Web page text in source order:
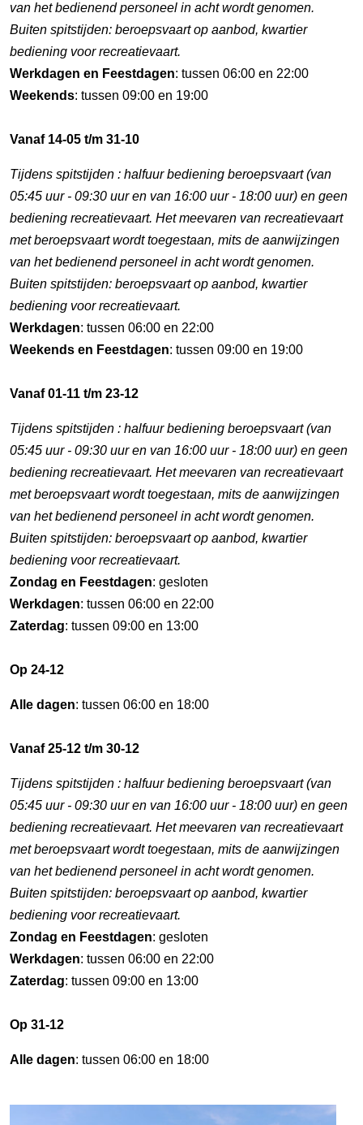
van het bedienend personeel in acht wordt genomen.
Buiten spitstijden: beroepsvaart op aanbod, kwartier
bediening voor recreatievaart.
Werkdagen en Feestdagen: tussen 06:00 en 22:00
Weekends: tussen 09:00 en 19:00
Vanaf 14-05 t/m 31-10
Tijdens spitstijden : halfuur bediening beroepsvaart (van
05:45 uur - 09:30 uur en van 16:00 uur - 18:00 uur) en geen
bediening recreatievaart. Het meevaren van recreatievaart
met beroepsvaart wordt toegestaan, mits de aanwijzingen
van het bedienend personeel in acht wordt genomen.
Buiten spitstijden: beroepsvaart op aanbod, kwartier
bediening voor recreatievaart.
Werkdagen: tussen 06:00 en 22:00
Weekends en Feestdagen: tussen 09:00 en 19:00
Vanaf 01-11 t/m 23-12
Tijdens spitstijden : halfuur bediening beroepsvaart (van
05:45 uur - 09:30 uur en van 16:00 uur - 18:00 uur) en geen
bediening recreatievaart. Het meevaren van recreatievaart
met beroepsvaart wordt toegestaan, mits de aanwijzingen
van het bedienend personeel in acht wordt genomen.
Buiten spitstijden: beroepsvaart op aanbod, kwartier
bediening voor recreatievaart.
Zondag en Feestdagen: gesloten
Werkdagen: tussen 06:00 en 22:00
Zaterdag: tussen 09:00 en 13:00
Op 24-12
Alle dagen: tussen 06:00 en 18:00
Vanaf 25-12 t/m 30-12
Tijdens spitstijden : halfuur bediening beroepsvaart (van
05:45 uur - 09:30 uur en van 16:00 uur - 18:00 uur) en geen
bediening recreatievaart. Het meevaren van recreatievaart
met beroepsvaart wordt toegestaan, mits de aanwijzingen
van het bedienend personeel in acht wordt genomen.
Buiten spitstijden: beroepsvaart op aanbod, kwartier
bediening voor recreatievaart.
Zondag en Feestdagen: gesloten
Werkdagen: tussen 06:00 en 22:00
Zaterdag: tussen 09:00 en 13:00
Op 31-12
Alle dagen: tussen 06:00 en 18:00